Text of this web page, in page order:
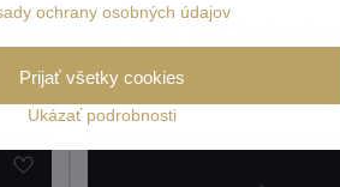
z kolekcie
ochrany osobných údajov
Ukázať podrobnosti
Prijať všetky cookies